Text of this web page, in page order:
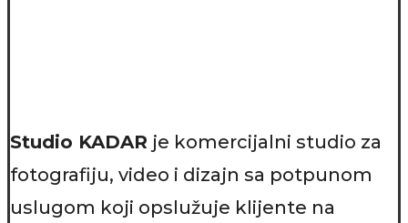
Studio KADAR je komercijalni studio za
fotografiju, video i dizajn sa potpunom
uslugom koji opslužuje klijente na